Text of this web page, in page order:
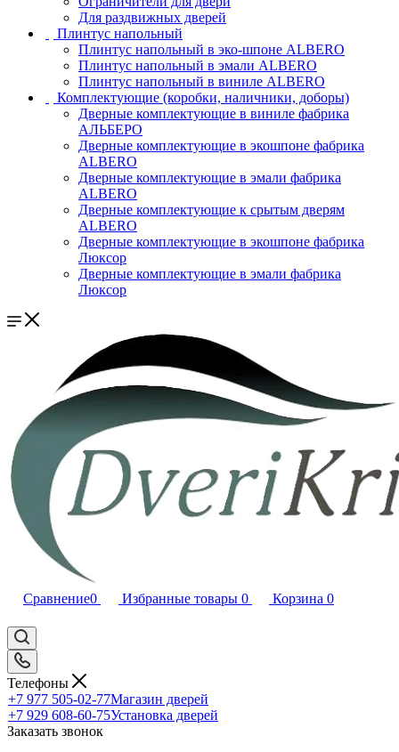
Для раздвижных дверей
Плинтус напольный
Плинтус напольный в эко-шпоне ALBERO
Плинтус напольный в эмали ALBERO
Плинтус напольный в виниле ALBERO
Комплектующие (коробки, наличники, доборы)
Дверные комплектующие в виниле фабрика
АЛЬБЕРО
Дверные комплектующие в экошпоне фабрика
ALBERO
Дверные комплектующие в эмали фабрика
ALBERO
Дверные комплектующие к срытым дверям
ALBERO
Дверные комплектующие в экошпоне фабрика
Люксор
Дверные комплектующие в эмали фабрика
Люксор
Сравнение0 Избранные товары 0 Корзина 0
Телефоны
+7 977 505-02-77Магазин дверей
+7 929 608-60-75Установка дверей
Заказать звонок